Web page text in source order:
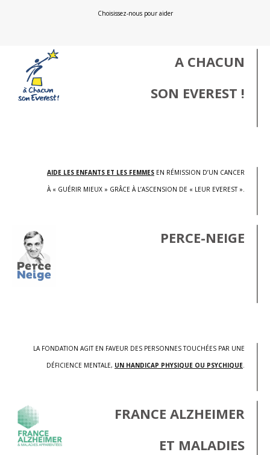
Choisissez-nous pour aider
A CHACUN
SON EVEREST !
AIDE LES ENFANTS ET LES FEMMES EN RÉMISSION D’UN CANCER
À « GUÉRIR MIEUX » GRÂCE À L’ASCENSION DE « LEUR EVEREST ».
PERCE-NEIGE
LA FONDATION AGIT EN FAVEUR DES PERSONNES TOUCHÉES PAR UNE
DÉFICIENCE MENTALE, UN HANDICAP PHYSIQUE OU PSYCHIQUE.
FRANCE ALZHEIMER
ET MALADIES